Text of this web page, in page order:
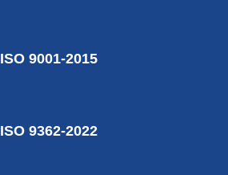
ISO 9001-2015
ISO 9362-2022